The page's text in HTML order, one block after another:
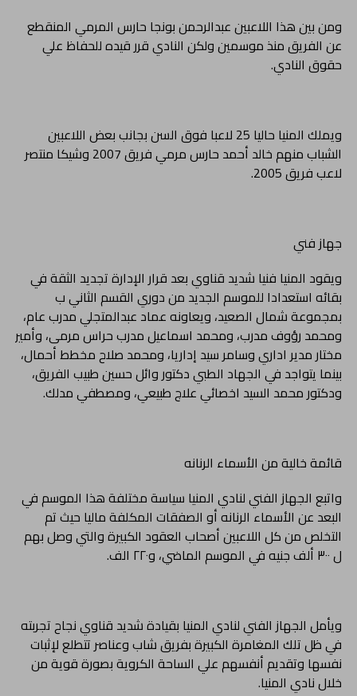
ومن بين هذا اللاعبين عبدالرحمن بونجا حارس المرمي المنقطع
عن الفريق منذ موسمين ولكن النادي قرر قيده للحفاظ علي
حقوق النادي.
ويملك المنيا حاليا 25 لاعبا فوق السن بجانب بعض اللاعبين
الشباب منهم خالد أحمد حارس مرمي فريق 2007 وشيكا منتصر
لاعب فريق 2005.
جهاز فني
ويقود المنيا فنيا شديد قناوي بعد قرار الإدارة تجديد الثقة في
بقائه استعدادا للموسم الجديد من دوري القسم الثاني ب
بمجموعة شمال الصعيد، ويعاونه عماد عبدالمتجلي مدرب عام،
ومحمد رؤوف مدرب، ومحمد اسماعيل مدرب حراس مرمى، وأمير
مختار مدير اداري وسامر سيد إداريا، ومحمد صلاح مخطط أحمال،
بينما يتواجد في الجهاد الطبي دكتور وائل حسين طبيب الفريق،
ودكتور محمد السيد اخصائي علاج طبيعي، ومصطفي مدلك.
قائمة خالية من الأسماء الرنانه
واتبع الجهاز الفني لنادي المنيا سياسة مختلفة هذا الموسم في
البعد عن الأسماء الرنانه أو الصفقات المكلفة ماليا حيث تم
التخلص من كل اللاعبين أصحاب العقود الكبيرة والتي وصل بهم
ل ٣٠٠ ألف جنيه في الموسم الماضي، و٢٢٠ الف.
ويأمل الجهاز الفني لنادي المنيا بقيادة شديد قناوي نجاح تجربته
في ظل تلك المغامرة الكبيرة بفريق شاب وعناصر تتطلع لإثبات
نفسها وتقديم أنفسهم علي الساحة الكروية بصورة قوية من
خلال نادي المنيا.